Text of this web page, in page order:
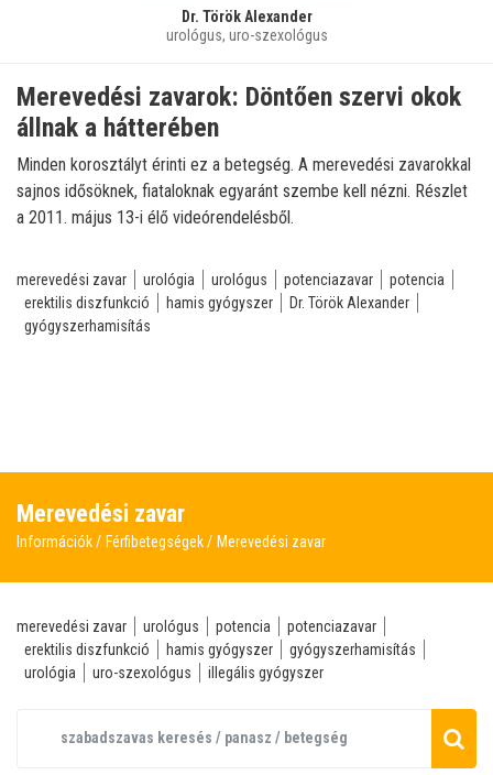
Dr. Török Alexander
urológus, uro-szexológus
Merevedési zavarok: Döntően szervi okok
állnak a hátterében
Minden korosztályt érinti ez a betegség. A merevedési zavarokkal
sajnos idősöknek, fiataloknak egyaránt szembe kell nézni. Részlet
a 2011. május 13-i élő videórendelésből.
merevedési zavar urológia urológus potenciazavar
potencia
erektilis diszfunkció
hamis gyógyszer
Dr. Török Alexander
gyógyszerhamisítás
Merevedési zavar
Információk Férfibetegségek Merevedési zavar
merevedési zavar urológus potencia
potenciazavar
erektilis diszfunkció
hamis gyógyszer
gyógyszerhamisítás
urológia
uro-szexológus illegális gyógyszer